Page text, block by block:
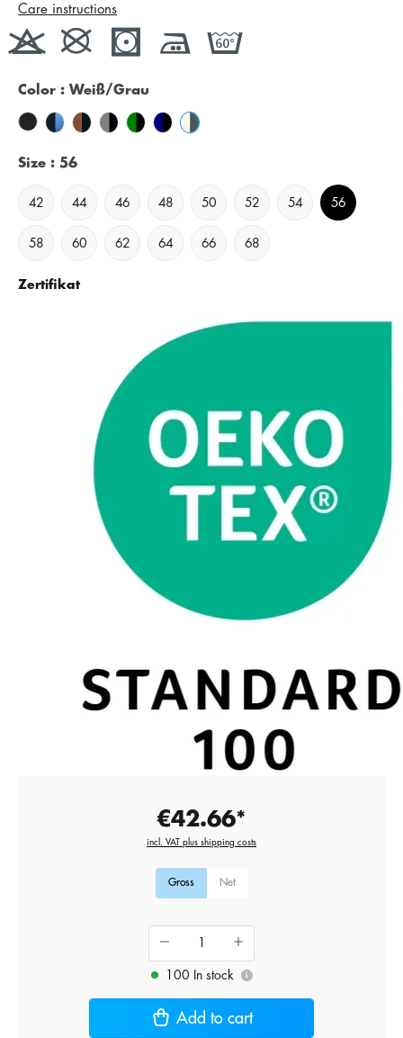
Care instructions
Color : Weiß/Grau
Size : 56
42 44 46 48 50 52 54 56
58 60 62 64 66 68
Zertifikat
€42.66*
incl. VAT plus shipping costs
Gross Net
100 In stock i
Add to cart